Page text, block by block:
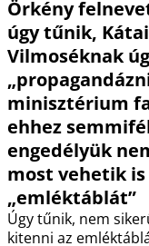
Örkény
úgy tűnik,
Vilmoséknak
minisztérium
ehhez
engedélyük
most vehetik is
„emléktáblát”
Úgy tűnik, nem
kitenni az